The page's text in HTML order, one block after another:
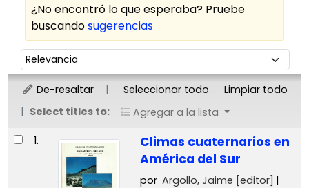
¿No encontró lo que esperaba? Pruebe
buscandosugerencias
Ordenar
Ordenar por:
De-resaltar Seleccionar todo
Limpiar todo
Select titles to:
Agregar a la lista
Resultados
1.
Climas cuaternarios en
América del Sur
por Argollo, Jaime [editor]